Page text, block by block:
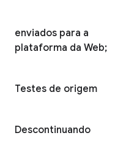
enviados para a
plataforma da Web;
Testes de origem
Descontinuando